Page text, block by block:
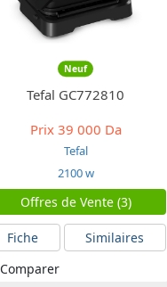
Neuf
Tefal GC772810
Prix39 000 Da
Tefal
2100 w
Offres de Vente (3)
Fiche
Similaires
Comparer